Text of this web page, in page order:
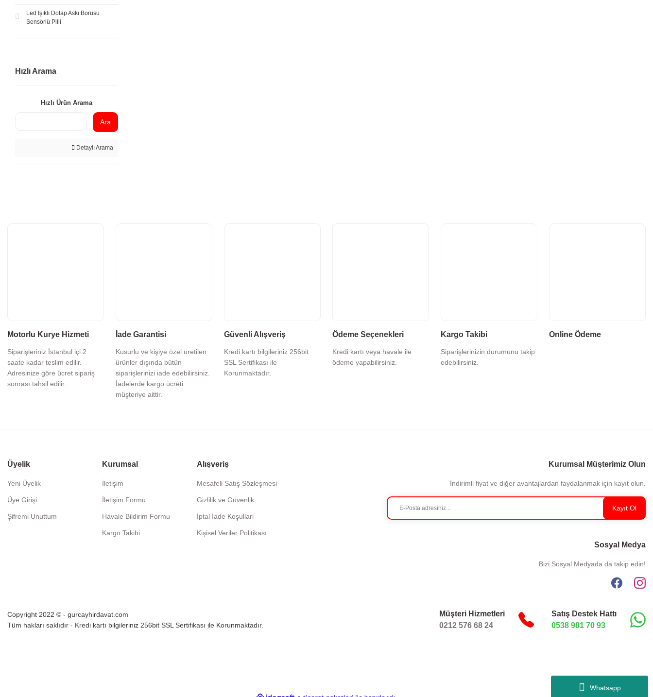
Whatsapp
Led Işıklı Dolap Askı Borusu
Sensörlü Pilli
Hızlı Arama
Hızlı Ürün Arama
Ara
Detaylı Arama
Motorlu Kurye Hizmeti
Siparişleriniz İstanbul içi 2
saate kadar teslim edilir.
Adresinize göre ücret sipariş
sonrası tahsil edilir.
İade Garantisi
Kusurlu ve kişiye özel üretilen
ürünler dışında bütün
siparişlerinizi iade edebilirsiniz.
İadelerde kargo ücreti
müşteriye aittir.
Güvenli Alışveriş
Kredi kartı bilgileriniz 256bit
SSL Sertifikası ile
Korunmaktadır.
Ödeme Seçenekleri
Kredi kartı veya havale ile
ödeme yapabilirsiniz.
Kargo Takibi
Siparişlerinizin durumunu takip
edebilirsiniz.
Online Ödeme
Üyelik
Yeni Üyelik
Üye Girişi
Şifremi Unuttum
Kurumsal
İletişim
İletişim Formu
Havale Bildirim Formu
Kargo Takibi
Alışveriş
Mesafeli Satış Sözleşmesi
Gizlilik ve Güvenlik
İptal İade Koşullari
Kişisel Veriler Politikası
Kurumsal Müşterimiz Olun
İndirimli fiyat ve diğer avantajlardan faydalanmak için kayıt olun.
Kayıt Ol
Sosyal Medya
Bizi Sosyal Medyada da takip edin!
Copyright 2022 © - gurcayhirdavat.com
Tüm hakları saklıdır - Kredi kartı bilgileriniz 256bit SSL Sertifikası ile Korunmaktadır.
Müşteri Hizmetleri
0212 576 68 24
Satış Destek Hattı
0538 981 70 93